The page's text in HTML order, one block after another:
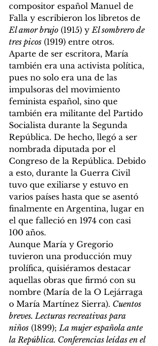
compositor español Manuel de
Falla y escribieron los libretos de
El amor brujo (1915) y El sombrero de
tres picos (1919) entre otros.
Aparte de ser escritora, María
también era una activista política,
pues no solo era una de las
impulsoras del movimiento
feminista español, sino que
también era militante del Partido
Socialista durante la Segunda
República. De hecho, llegó a ser
nombrada diputada por el
Congreso de la República. Debido
a esto, durante la Guerra Civil
tuvo que exiliarse y estuvo en
varios países hasta que se asentó
finalmente en Argentina, lugar en
el que falleció en 1974 con casi
100 años.
Aunque María y Gregorio
tuvieron una producción muy
prolífica, quisiéramos destacar
aquellas obras que firmó con su
nombre (María de la O Lejárraga
o María Martínez Sierra). Cuentos
breves. Lecturas recreativas para
niños (1899); La mujer española ante
la República. Conferencias leídas en el